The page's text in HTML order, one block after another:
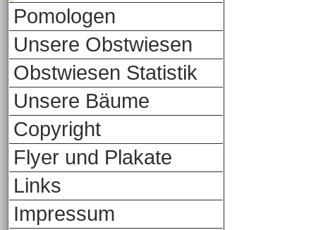
Pomologen
Unsere Obstwiesen
Obstwiesen Statistik
Unsere Bäume
Copyright
Flyer und Plakate
Links
Impressum